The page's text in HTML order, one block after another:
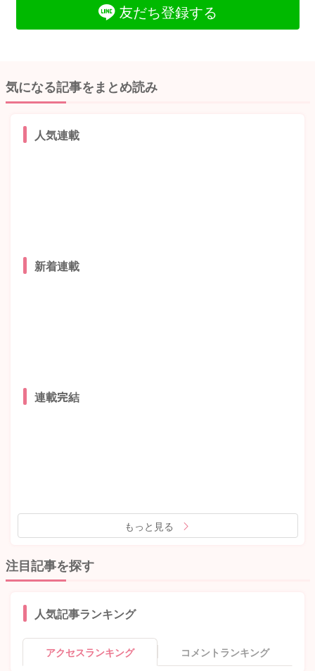
友だち登録する
気になる記事をまとめ読み
人気連載
新着連載
連載完結
もっと見る
注目記事を探す
人気記事ランキング
アクセスランキング コメントランキング